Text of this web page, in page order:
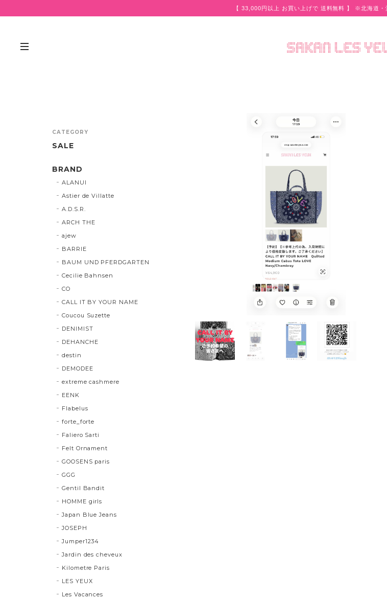
【 33,000円以上 お買い上げで 送料無料 】 ※北海道・
CATEGORY
SALE
BRAND
ALANUI
Astier de Villatte
A.D.S.R.
ARCH THE
ajew
BARRIE
BAUM UND PFERDGARTEN
Cecilie Bahnsen
CO
CALL IT BY YOUR NAME
Coucou Suzette
DENIMIST
DEHANCHE
destin
DEMODEE
extreme cashmere
EENK
Flabelus
forte_forte
Faliero Sarti
Felt Ornament
GOOSENS paris
GGG
Gentil Bandit
HOMME girls
Japan Blue Jeans
JOSEPH
Jumper1234
Jardin des cheveux
Kilometre Paris
LES YEUX
Les Vacances